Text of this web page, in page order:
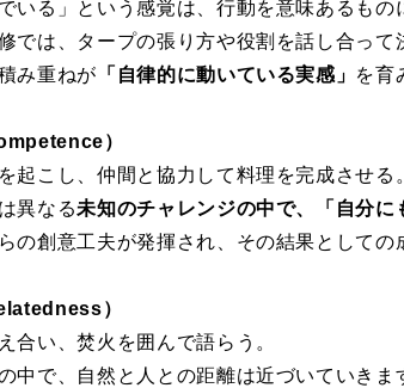
いる」という感覚は、行動を意味あるもの
では、タープの張り方や役割を話し合っ
み重ねが 「自律的に動いている実感」 を育
）
起こし、仲間と協力して料理を完成させる。
異なる未知のチャレンジの中で、「自分に
の創意工夫が発揮され、その結果として
）
合い、焚火を囲んで語らう。
中で、自然と人との距離は近づいていきま